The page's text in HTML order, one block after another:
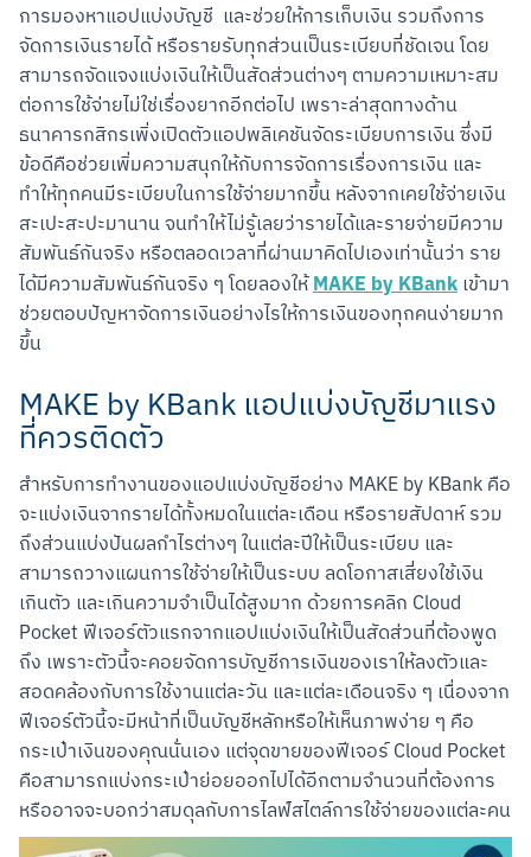
การมองหาแอปแบ่งบัญชี  และช่วยให้การเก็บเงิน รวมถึงการ
จัดการเงินรายได้ หรือรายรับทุกส่วนเป็นระเบียบที่ชัดเจน โดย
สามารถจัดแจงแบ่งเงินให้เป็นสัดส่วนต่างๆ ตามความเหมาะสม
ต่อการใช้จ่ายไม่ใช่เรื่องยากอีกต่อไป เพราะล่าสุดทางด้าน
ธนาคารกสิกรเพิ่งเปิดตัวแอปพลิเคชันจัดระเบียบการเงิน ซึ่งมี
ข้อดีคือช่วยเพิ่มความสนุกให้กับการจัดการเรื่องการเงิน และ
ทำให้ทุกคนมีระเบียบในการใช้จ่ายมากขึ้น หลังจากเคยใช้จ่ายเงิน
สะเปะสะปะมานาน จนทำให้ไม่รู้เลยว่ารายได้และรายจ่ายมีความ
สัมพันธ์กันจริง หรือตลอดเวลาที่ผ่านมาคิดไปเองเท่านั้นว่า ราย
ได้มีความสัมพันธ์กันจริง ๆ โดยลองให้ MAKE by KBank เข้ามา
ช่วยตอบปัญหาจัดการเงินอย่างไรให้การเงินของทุกคนง่ายมาก
ขึ้น
MAKE by KBank แอปแบ่งบัญชีมาแรง
ที่ควรติดตัว
สำหรับการทำงานของแอปแบ่งบัญชีอย่าง MAKE by KBank คือ
จะแบ่งเงินจากรายได้ทั้งหมดในแต่ละเดือน หรือรายสัปดาห์ รวม
ถึงส่วนแบ่งปันผลกำไรต่างๆ ในแต่ละปีให้เป็นระเบียบ และ
สามารถวางแผนการใช้จ่ายให้เป็นระบบ ลดโอกาสเสี่ยงใช้เงิน
เกินตัว และเกินความจำเป็นได้สูงมาก ด้วยการคลิก Cloud
Pocket ฟีเจอร์ตัวแรกจากแอปแบ่งเงินให้เป็นสัดส่วนที่ต้องพูด
ถึง เพราะตัวนี้จะคอยจัดการบัญชีการเงินของเราให้ลงตัวและ
สอดคล้องกับการใช้งานแต่ละวัน และแต่ละเดือนจริง ๆ เนื่องจาก
ฟีเจอร์ตัวนี้จะมีหน้าที่เป็นบัญชีหลักหรือให้เห็นภาพง่าย ๆ คือ
กระเป๋าเงินของคุณนั่นเอง แต่จุดขายของฟีเจอร์ Cloud Pocket
คือสามารถแบ่งกระเป๋าย่อยออกไปได้อีกตามจำนวนที่ต้องการ
หรืออาจจะบอกว่าสมดุลกับการไลฟ์สไตล์การใช้จ่ายของแต่ละคน